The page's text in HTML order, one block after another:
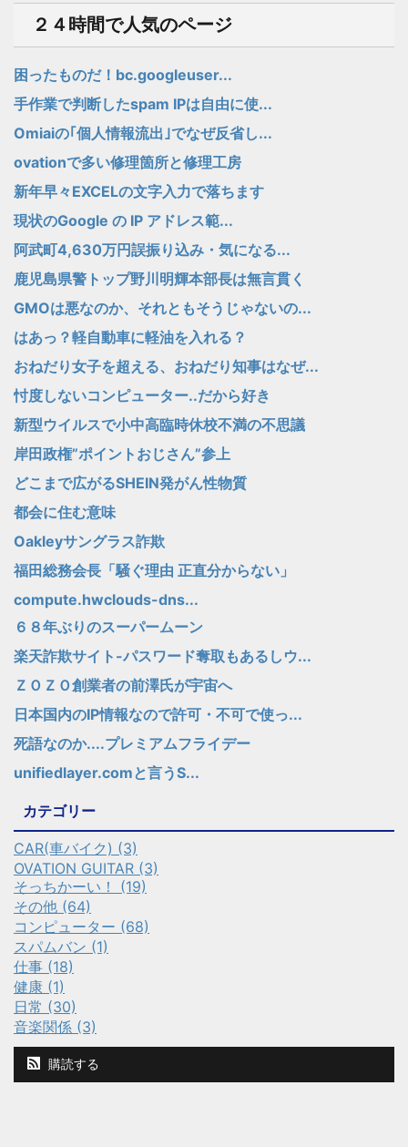
２４時間で人気のページ
困ったものだ！bc.googleuser...
手作業で判断したspam IPは自由に使...
Omiaiの｢個人情報流出｣でなぜ反省し...
ovationで多い修理箇所と修理工房
新年早々EXCELの文字入力で落ちます
現状のGoogle の IP アドレス範...
阿武町4,630万円誤振り込み・気になる...
鹿児島県警トップ野川明輝本部長は無言貫く
GMOは悪なのか、それともそうじゃないの...
はあっ？軽自動車に軽油を入れる？
おねだり女子を超える、おねだり知事はなぜ...
忖度しないコンピューター..だから好き
新型ウイルスで小中高臨時休校不満の不思議
岸田政権”ポイントおじさん”参上
どこまで広がるSHEIN発がん性物質
都会に住む意味
Oakleyサングラス詐欺
福田総務会長「騒ぐ理由 正直分からない」
compute.hwclouds-dns...
６８年ぶりのスーパームーン
楽天詐欺サイト-パスワード奪取もあるしウ...
ＺＯＺＯ創業者の前澤氏が宇宙へ
日本国内のIP情報なので許可・不可で使っ...
死語なのか....プレミアムフライデー
unifiedlayer.comと言うS...
カテゴリー
CAR(車バイク) (3)
OVATION GUITAR (3)
そっちかーい！ (19)
その他 (64)
コンピューター (68)
スパムバン (1)
仕事 (18)
健康 (1)
日常 (30)
音楽関係 (3)
購読する